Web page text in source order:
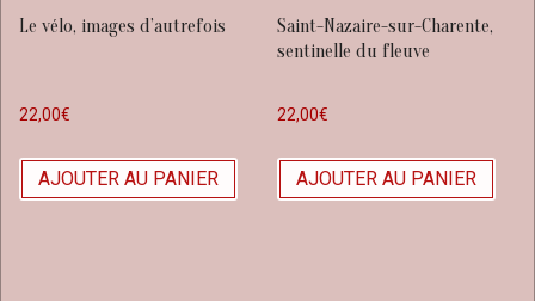
Le vélo, images d’autrefois
22,00€
AJOUTER AU PANIER
Saint-Nazaire-sur-Charente,
sentinelle du fleuve
22,00€
AJOUTER AU PANIER